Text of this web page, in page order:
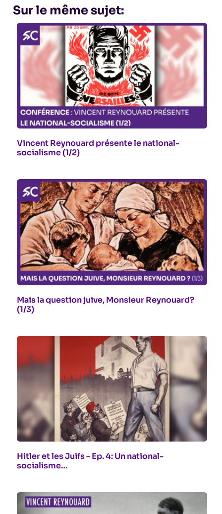
Sur le même sujet:
Vincent Reynouard présente le national-
socialisme (1/2)
Mais la question juive, Monsieur Reynouard?
(1/3)
Hitler et les Juifs – Ep. 4: Un national-
socialisme…